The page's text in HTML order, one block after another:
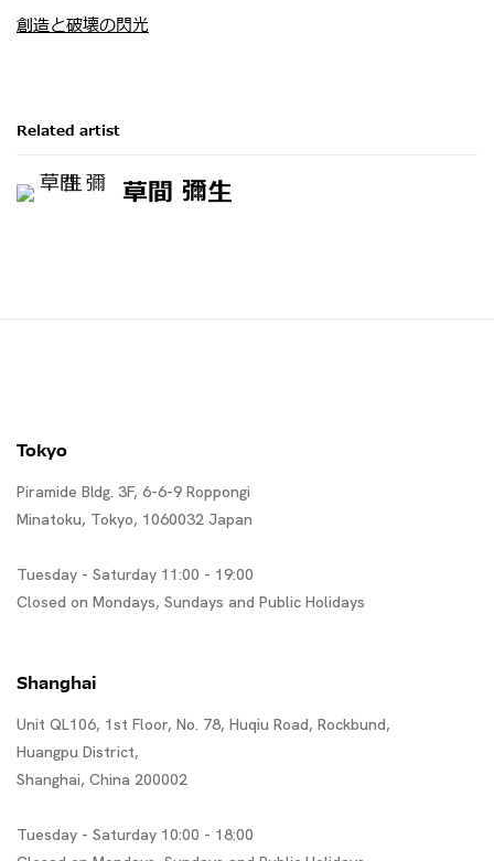
創造と破壊の閃光
Related artist
草間 彌生
Tokyo
Piramide Bldg. 3F, 6-6-9 Roppongi
Minatoku, Tokyo, 1060032 Japan
Tuesday - Saturday 11:00 - 19:00
Closed on Mondays, Sundays and Public Holidays
Shanghai
Unit QL106, 1st Floor, No. 78, Huqiu Road, Rockbund,
Huangpu District,
Shanghai, China 200002
Tuesday - Saturday 10:00 - 18:00